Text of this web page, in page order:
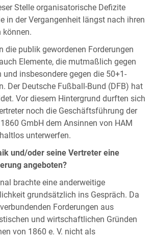
Stelle organisatorische Defizite
in der Vergangenheit längst nach ihren
können.
die publik gewordenen Forderungen
Elemente, die mutmaßlich gegen
insbesondere gegen die 50+1-
Der Deutsche Fußball-Bund (DFB) hat
Vor diesem Hintergrund durften sich
noch die Geschäftsführung der
GmbH dem Ansinnen von HAM
unterwerfen.
und/oder seine Vertreter eine
angeboten?
brachte eine anderweitige
grundsätzlich ins Gespräch. Da
Forderungen aus
und wirtschaftlichen Gründen
von 1860 e. V. nicht als